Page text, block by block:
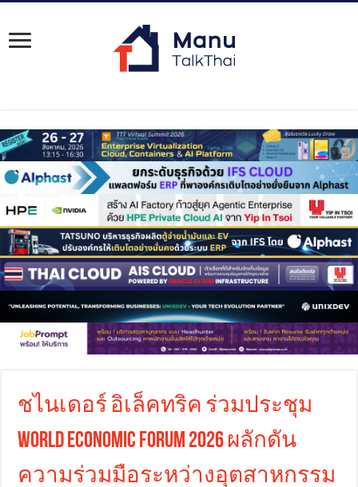
ชไนเดอร์ อิเล็คทริค ร่วมประชุม
World Economic Forum 2026 ผลักดัน
ความร่วมมือระหว่างอุตสาหกรรม